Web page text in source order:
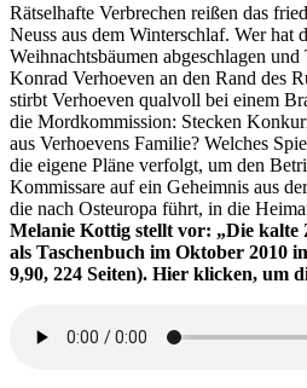
Rätselhafte Verbrechen reißen das
Neuss aus dem Winterschlaf. Wer hat
Weihnachtsbäumen abgeschlagen
Konrad Verhoeven an den Rand des
stirbt Verhoeven qualvoll bei einem
die Mordkommission: Stecken
aus Verhoevens Familie? Welches
die eigene Pläne verfolgt, um den
Kommissare auf ein Geheimnis aus
die nach Osteuropa führt, in die
Melanie Kottig stellt vor: „Die kalte
als Taschenbuch im Oktober 2010
9,90, 224 Seiten). Hier klicken, um